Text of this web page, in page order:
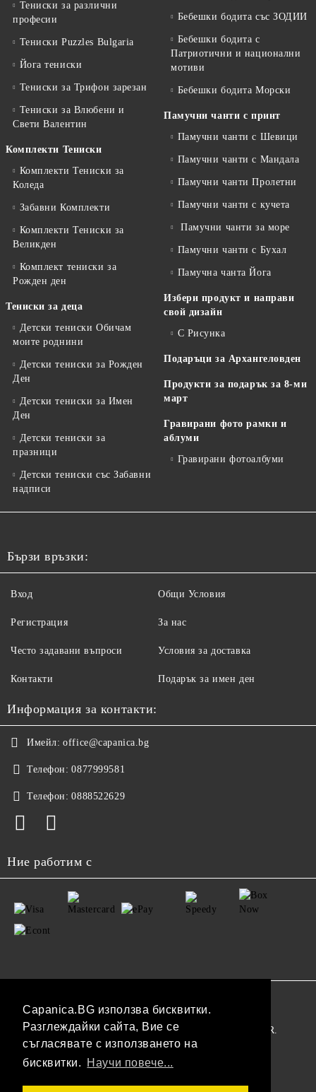
Capanica.BG използва бисквитки.
Разглеждайки сайта, Вие се
съгласявате с използването на
бисквитки.
Научи повече...
Тениски за различни
професии
Тениски Puzzles Bulgaria
Йога тениски
Тениски за Трифон зарезан
Тениски за Влюбени и
Свети Валентин
Комплекти Тениски
Комплекти Тениски за
Коледа
Забавни Комплекти
Комплекти Тениски за
Великден
Комплект тениски за
Рожден ден
Тениски за деца
Детски тениски Обичам
моите роднини
Детски тениски за Рожден
Ден
Детски тениски за Имен
Ден
Детски тениски за
празници
Детски тениски със Забавни
надписи
Бебешки бодита със ЗОДИИ
Бебешки бодита с
Патриотични и национални
мотиви
Бебешки бодита Морски
Памучни чанти с принт
Памучни чанти с Шевици
Памучни чанти с Мандала
Памучни чанти Пролетни
Памучни чанти с кучета
Памучни чанти за море
Памучни чанти с Бухал
Памучна чанта Йога
Избери продукт и направи
свой дизайн
С Рисунка
Подаръци за Архангеловден
Продукти за подарък за 8-ми
март
Гравирани фото рамки и
аблуми
Гравирани фотоалбуми
Бързи връзки:
Вход
Регистрация
Често задавани въпроси
Контакти
Общи Условия
За нас
Условия за доставка
Подарък за имен ден
Информация за контакти:
Имейл: office@capanica.bg
Телефон: 0877999581
Телефон: 0888522629
Ние работим с
Нашият онлайн магазин е 100% съобразен с GDPR.
Моите лични данни